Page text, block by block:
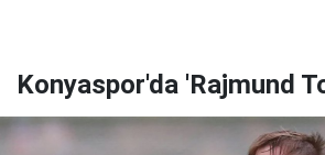
Konyaspor'da 'Rajmund